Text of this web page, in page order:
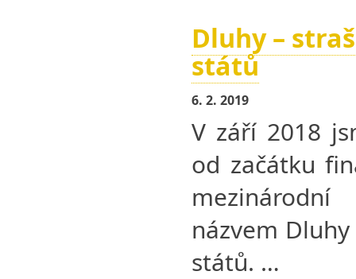
Dluhy –
států
6. 2. 2019
V září 2018
od začátku
názvem
států. …